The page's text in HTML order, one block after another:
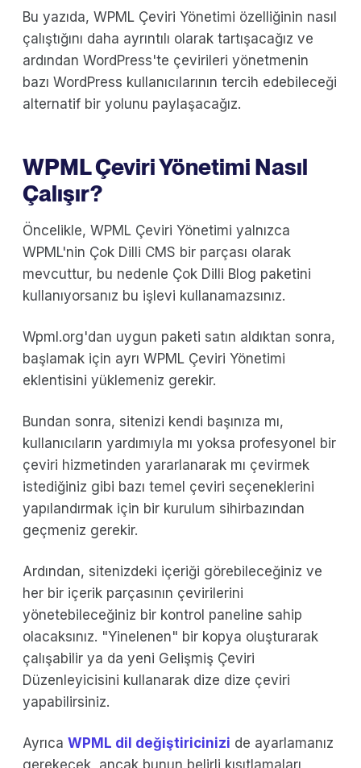
Bu yazıda, WPML Çeviri Yönetimi özelliğinin nasıl
çalıştığını daha ayrıntılı olarak tartışacağız ve
ardından WordPress'te çevirileri yönetmenin
bazı WordPress kullanıcılarının tercih edebileceği
alternatif bir yolunu paylaşacağız.
WPML Çeviri Yönetimi Nasıl
Çalışır?
Öncelikle, WPML Çeviri Yönetimi yalnızca
WPML'nin Çok Dilli CMS bir parçası olarak
mevcuttur, bu nedenle Çok Dilli Blog paketini
kullanıyorsanız bu işlevi kullanamazsınız.
Wpml.org'dan uygun paketi satın aldıktan sonra,
başlamak için ayrı WPML Çeviri Yönetimi
eklentisini yüklemeniz gerekir.
Bundan sonra, sitenizi kendi başınıza mı,
kullanıcıların yardımıyla mı yoksa profesyonel bir
çeviri hizmetinden yararlanarak mı çevirmek
istediğiniz gibi bazı temel çeviri seçeneklerini
yapılandırmak için bir kurulum sihirbazından
geçmeniz gerekir.
Ardından, sitenizdeki içeriği görebileceğiniz ve
her bir içerik parçasının çevirilerini
yönetebileceğiniz bir kontrol paneline sahip
olacaksınız. "Yinelenen" bir kopya oluşturarak
çalışabilir ya da yeni Gelişmiş Çeviri
Düzenleyicisini kullanarak dize dize çeviri
yapabilirsiniz.
Ayrıca WPML dil değiştiricinizi de ayarlamanız